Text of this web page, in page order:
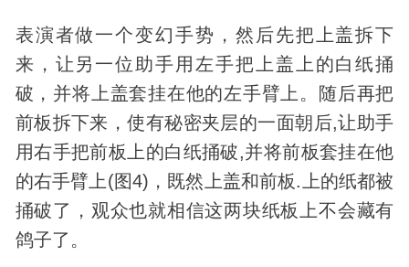
表演者做一个变幻手势，然后先把上盖拆下
来，让另一位助手用左手把上盖上的白纸捅
破，并将上盖套挂在他的左手臂上。随后再把
前板拆下来，使有秘密夹层的一面朝后,让助手
用右手把前板上的白纸捅破,并将前板套挂在他
的右手臂上(图4)，既然上盖和前板.上的纸都被
捅破了，观众也就相信这两块纸板上不会藏有
鸽子了。